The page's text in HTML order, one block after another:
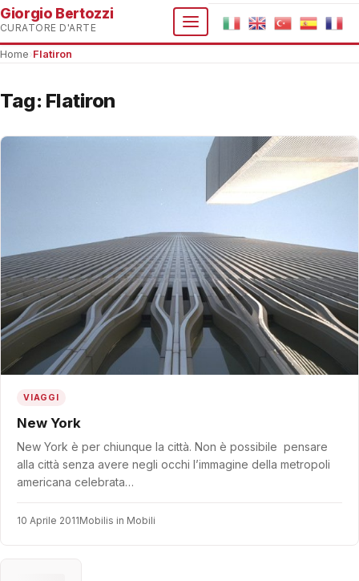
Giorgio Bertozzi
CURATORE D'ARTE
Home Flatiron
Tag: Flatiron
VIAGGI
New York
New York è per chiunque la città. Non è possibile pensare
alla città senza avere negli occhi l’immagine della metropoli
americana celebrata…
10 Aprile 2011Mobilis in Mobili